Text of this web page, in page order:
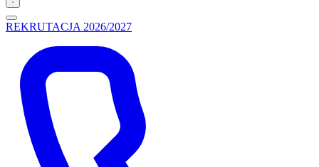
REKRUTACJA 2026/2027